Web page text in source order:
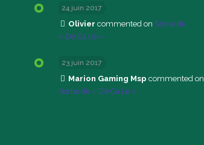
24 juin 2017
Olivier commented on Sortie de
« Dé Ca Lé »
23 juin 2017
Marion Gaming Msp commented on
Sortie de « Dé Ca Lé »